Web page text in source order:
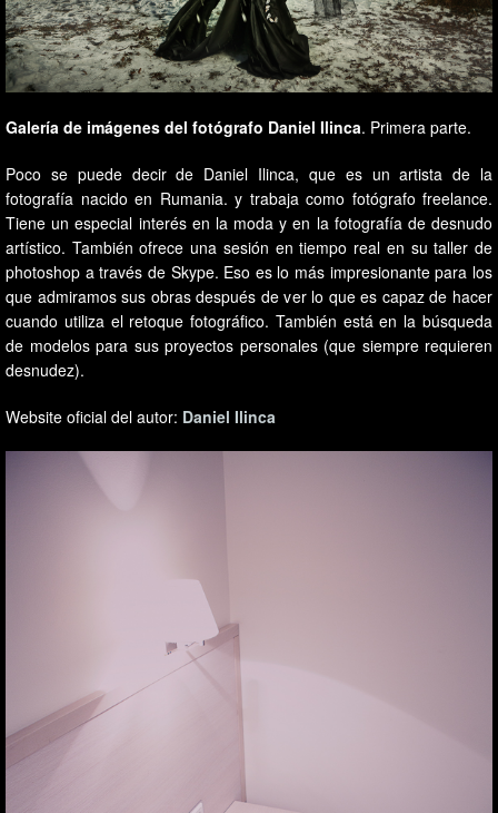
Galería de imágenes del fotógrafo Daniel Ilinca. Primera parte.
Poco se puede decir de Daniel Ilinca, que es un artista de la
fotografía nacido en Rumania. y trabaja como fotógrafo freelance.
Tiene un especial interés en la moda y en la fotografía de desnudo
artístico. También ofrece una sesión en tiempo real en su taller de
photoshop a través de Skype. Eso es lo más impresionante para los
que admiramos sus obras después de ver lo que es capaz de hacer
cuando utiliza el retoque fotográfico. También está en la búsqueda
de modelos para sus proyectos personales (que siempre requieren
desnudez).
Website oficial del autor: Daniel Ilinca